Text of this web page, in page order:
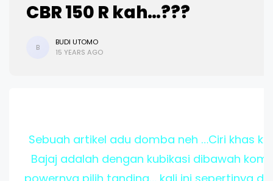
CBR 150 R kah…???
B
BUDI UTOMO
15 YEARS AGO
Sebuah artikel adu domba neh …Ciri khas
Bajaj adalah dengan kubikasi dibawah